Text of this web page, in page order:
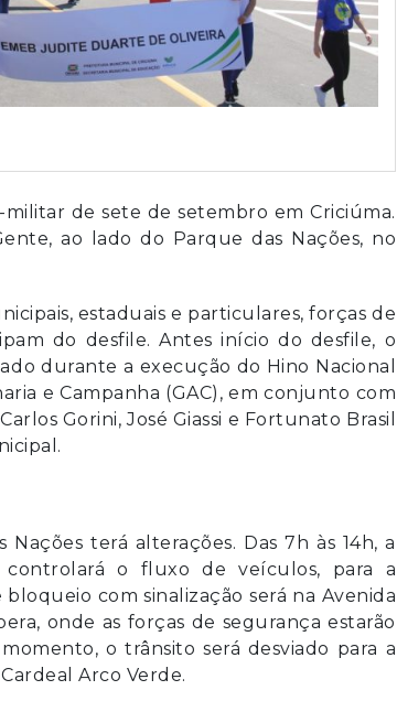
de sete de setembro em Criciúma.
ao lado do Parque das Nações, no
estaduais e particulares, forças de
do desfile. Antes início do desfile, o
durante a execução do Hino Nacional
e Campanha (GAC), em conjunto com
Gorini, José Giassi e Fortunato Brasil
terá alterações. Das 7h às 14h, a
controlará o fluxo de veículos, para a
com sinalização será na Avenida
onde as forças de segurança estarão
o trânsito será desviado para a
Arco Verde.